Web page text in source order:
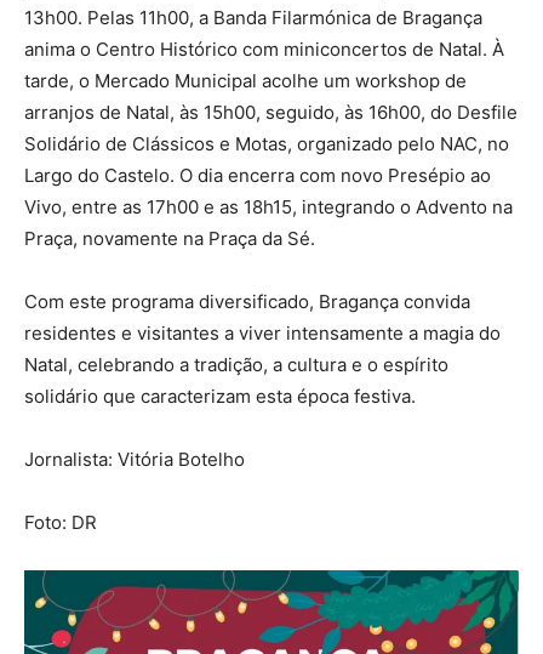
13h00. Pelas 11h00, a Banda Filarmónica de Bragança
anima o Centro Histórico com miniconcertos de Natal. À
tarde, o Mercado Municipal acolhe um workshop de
arranjos de Natal, às 15h00, seguido, às 16h00, do Desfile
Solidário de Clássicos e Motas, organizado pelo NAC, no
Largo do Castelo. O dia encerra com novo Presépio ao
Vivo, entre as 17h00 e as 18h15, integrando o Advento na
Praça, novamente na Praça da Sé.
Com este programa diversificado, Bragança convida
residentes e visitantes a viver intensamente a magia do
Natal, celebrando a tradição, a cultura e o espírito
solidário que caracterizam esta época festiva.
Jornalista: Vitória Botelho
Foto: DR